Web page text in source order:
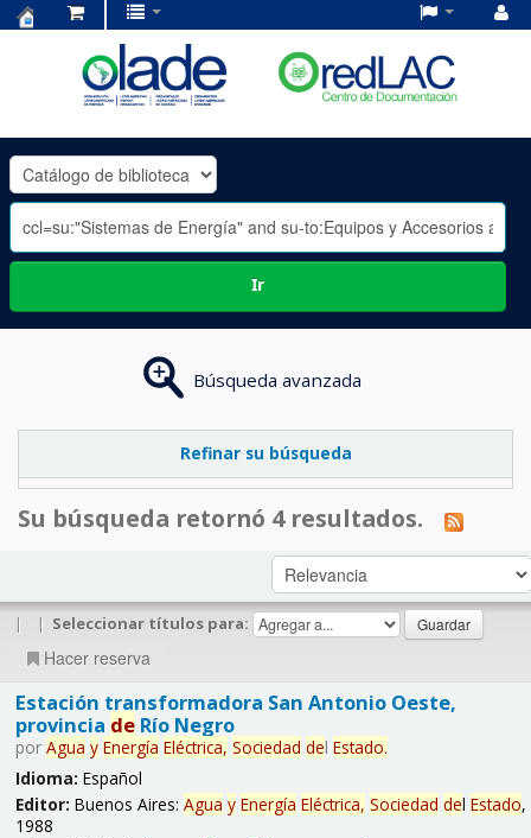
OLADE
-
Ir
Búsqueda avanzada
Refinar su búsqueda
Su búsqueda retornó 4 resultados.
| | Seleccionar títulos para:
Hacer reserva
Estación transformadora San Antonio Oeste,
provincia deRío Negro
por Agua y Energía Eléctrica, Sociedad del Estado.
Idioma: Español
Editor: Buenos Aires: Agua y Energía Eléctrica, Sociedad del Estado,
1988